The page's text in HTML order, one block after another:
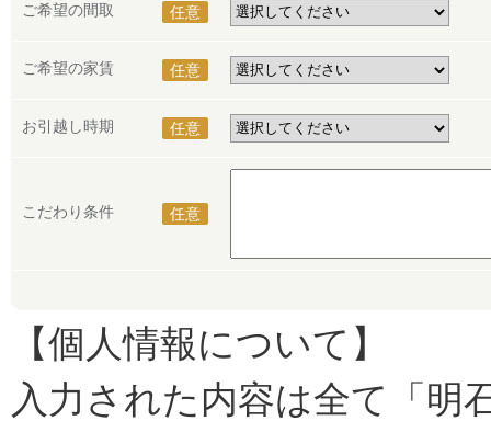
ご希望の間取 任意
ご希望の家賃 任意
お引越し時期 任意
こだわり条件 任意
【個人情報について】
入力された内容は全て「明